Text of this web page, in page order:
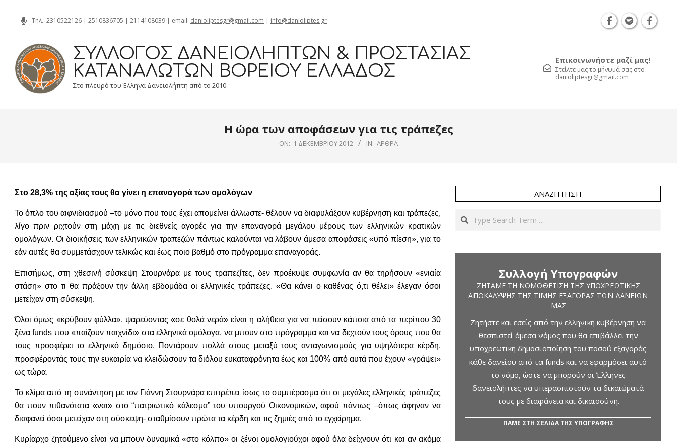
content
Τηλ.: 2310522126 | 2510836705 | 2114108039 | email: danioliptesgr@gmail.com | info@danioliptes.gr
ΣΎΛΛΟΓΟΣ ΔΑΝΕΙΟΛΗΠΤΏΝ & ΠΡΟΣΤΑΣΊΑΣ
ΚΑΤΑΝΑΛΩΤΏΝ ΒΟΡΕΊΟΥ ΕΛΛΆΔΟΣ
Στο πλευρό του Έλληνα Δανειολήπτη από το 2010
Επικοινωνήστε μαζί μας!
Στείλτε μας το μήνυμά σας στο
danioliptesgr@gmail.com
Η ώρα των αποφάσεων για τις τράπεζες
ON: 1 ΔΕΚΕΜΒΡΊΟΥ 2012 IN: ΆΡΘΡΑ
Στο 28,3% της αξίας τους θα γίνει η επαναγορά των ομολόγων
Το όπλο του αιφνιδιασμού –το μόνο που τους έχει απομείνει άλλωστε- θέλουν να διαφυλάξουν κυβέρνηση και τράπεζες,
λίγο πριν ριχτούν στη μάχη με τις διεθνείς αγορές για την επαναγορά μεγάλου μέρους των ελληνικών κρατικών
ομολόγων. Οι διοικήσεις των ελληνικών τραπεζών πάντως καλούνται να λάβουν άμεσα αποφάσεις «υπό πίεση», για το
εάν αυτές θα συμμετάσχουν τελικώς και έως ποιο βαθμό στο πρόγραμμα επαναγοράς.
Επισήμως, στη χθεσινή σύσκεψη Στουρνάρα με τους τραπεζίτες, δεν προέκυψε συμφωνία αν θα τηρήσουν «ενιαία
στάση» στο τι θα πράξουν την άλλη εβδομάδα οι ελληνικές τράπεζες. «Θα κάνει ο καθένας ό,τι θέλει» έλεγαν όσοι
μετείχαν στη σύσκεψη.
Όλοι όμως «κρύβουν φύλλα», ψαρεύοντας «σε θολά νερά» είναι η αλήθεια για να πείσουν κάποια από τα περίπου 30
ξένα funds που «παίζουν παιχνίδι» στα ελληνικά ομόλογα, να μπουν στο πρόγραμμα και να δεχτούν τους όρους που θα
τους προσφέρει το ελληνικό δημόσιο. Ποντάρουν πολλά στους μεταξύ τους ανταγωνισμούς για υψηλότερα κέρδη,
προσφέροντάς τους την ευκαιρία να κλειδώσουν τα διόλου ευκαταφρόνητα έως και 100% από αυτά που έχουν «γράψει»
ως τώρα.
Το κλίμα από τη συνάντηση με τον Γιάννη Στουρνάρα επιτρέπει ίσως το συμπέρασμα ότι οι μεγάλες ελληνικές τράπεζες
θα πουν πιθανότατα «ναι» στο “πατριωτικό κάλεσμα” του υπουργού Οικονομικών, αφού πάντως –όπως άφηναν να
διαφανεί όσοι μετείχαν στη σύσκεψη- σταθμίσουν πρώτα τα κέρδη και τις ζημιές από το εγχείρημα.
Κυρίαρχο ζητούμενο είναι να μπουν δυναμικά «στο κόλπο» οι ξένοι ομολογιούχοι αφού όλα δείχνουν ότι και αν ακόμα
ΑΝΑΖΉΤΗΣΗ
Search
Συλλογή Υπογραφών
ΖΗΤΆΜΕ ΤΗ ΝΟΜΟΘΈΤΙΣΗ ΤΗΣ ΥΠΟΧΡΕΩΤΙΚΉΣ
ΑΠΟΚΆΛΥΨΗΣ ΤΗΣ ΤΙΜΉΣ ΕΞΑΓΟΡΆΣ ΤΩΝ ΔΑΝΕΊΩΝ
ΜΑΣ
Ζητήστε και εσείς από την ελληνική κυβέρνηση να
θεσπιστεί άμεσα νόμος που θα επιβάλλει την
υποχρεωτική δημοσιοποίηση του ποσού εξαγοράς
κάθε δανείου από τα funds και να εφαρμόσει αυτό
το νόμο, ώστε να μπορούν οι Έλληνες
δανειολήπτες να υπερασπιστούν τα δικαιώματά
τους με διαφάνεια και δικαιοσύνη.
ΠΑΜΕ ΣΤΗ ΣΕΛΙΔΑ ΤΗΣ ΥΠΟΓΡΑΦΗΣ